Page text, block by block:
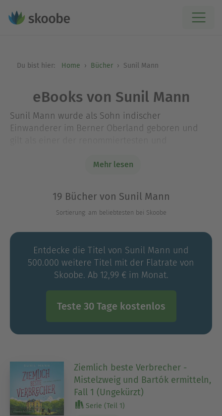
Du bist hier: Home Bücher Sunil Mann
eBooks von Sunil Mann
Sunil Mann wurde als Sohn indischer
Einwanderer im Berner Oberland geboren und
lang hat er als Flugbegleiter gearbeitet, seit
schreibt Kriminalromane, Hörspiele, Kinder- und
Jugendbücher. Sein Werk wurde vielfach
ausgezeichnet.
Mehr lesen
19 Bücher von Sunil Mann
Sortierung: am beliebtesten bei Skoobe
Entdecke die Titel von Sunil Mann und
500.000 weitere Titel mit der Flatrate von
Skoobe. Ab 12,99 € im Monat.
Teste 30 Tage kostenlos
Ziemlich beste Verbrecher -
Mistelzweig und Bartók ermitteln,
Fall 1 (Ungekürzt)
Serie (Teil 1)